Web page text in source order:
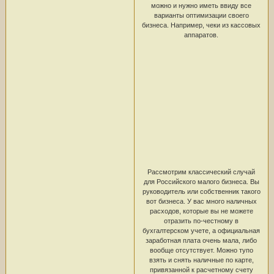
можно и нужно иметь ввиду все
варианты оптимизации своего
бизнеса. Например, чеки из кассовых
аппаратов.
Рассмотрим классический случай
для Российского малого бизнеса. Вы
руководитель или собственник такого
вот бизнеса. У вас много наличных
расходов, которые вы не можете
отразить по-честному в
бухгалтерском учете, а официальная
заработная плата очень мала, либо
вообще отсутствует. Можно тупо
взять и снять наличные по карте,
привязанной к расчетному счету